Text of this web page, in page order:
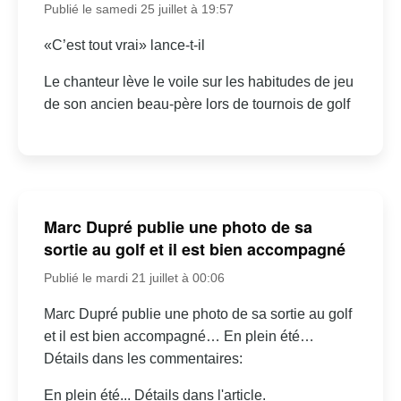
Publié le samedi 25 juillet à 19:57
«C’est tout vrai» lance-t-il
Le chanteur lève le voile sur les habitudes de jeu
de son ancien beau-père lors de tournois de golf
Marc Dupré publie une photo de sa
sortie au golf et il est bien accompagné
Publié le mardi 21 juillet à 00:06
Marc Dupré publie une photo de sa sortie au golf
et il est bien accompagné… En plein été…
Détails dans les commentaires:
En plein été... Détails dans l'article.